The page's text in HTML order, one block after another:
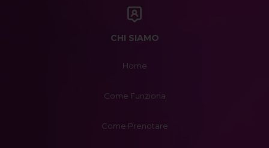
CHI SIAMO
Home
Come Funziona
Come Prenotare